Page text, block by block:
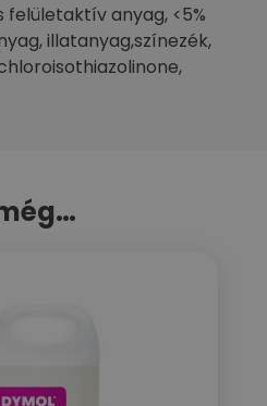
felületaktív anyag, <5%
illatanyag,színezék,